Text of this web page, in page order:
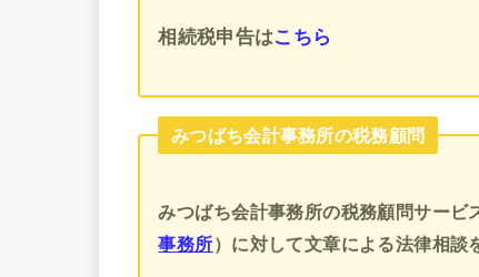
相続税申告はこちら
みつばち会計事務所の税務顧問
みつばち会計事務所の税務顧問サービ
事務所）に対して文章による法律相談